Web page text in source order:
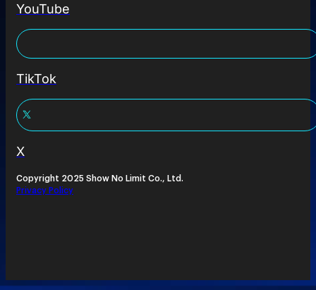
YouTube
TikTok
X
Copyright 2025 Show No Limit Co., Ltd.
Privacy Policy